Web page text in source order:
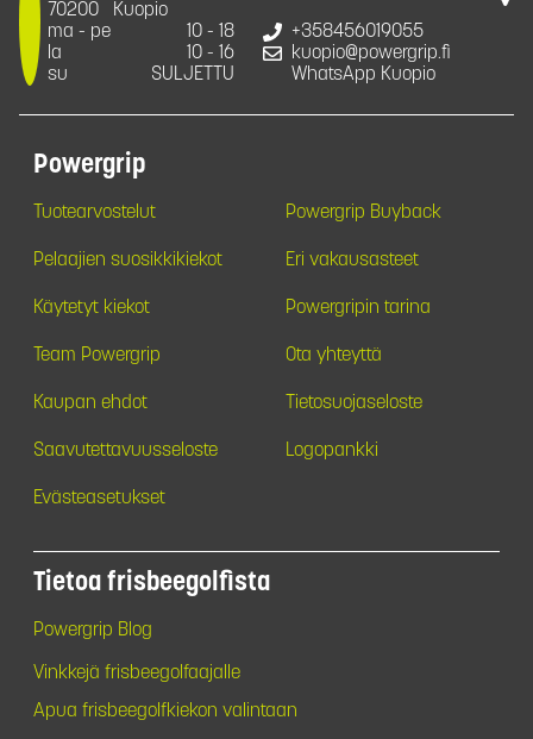
70200
Kuopio
ma - pe
10 - 18
la
10 - 16
su
SULJETTU
+358456019055
kuopio@powergrip.fi
WhatsApp Kuopio
Powergrip
Tuotearvostelut Powergrip Buyback
Pelaajien suosikkikiekot Eri vakausasteet
Käytetyt kiekot Powergripin tarina
Team Powergrip Ota yhteyttä
Kaupan ehdot Tietosuojaseloste
Saavutettavuusseloste Logopankki
Evästeasetukset
Tietoa frisbeegolfista
Powergrip Blog
Vinkkejä frisbeegolfaajalle
Apua frisbeegolfkiekon valintaan